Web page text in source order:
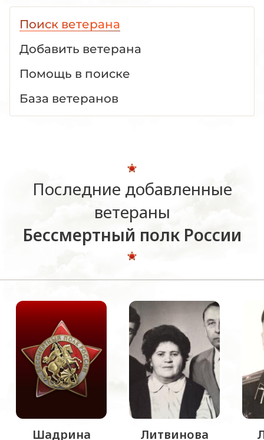
Поиск ветерана
Добавить ветерана
Помощь в поиске
База ветеранов
Последние добавленные
ветераны
Бессмертный полк России
Шадрина Литвинова